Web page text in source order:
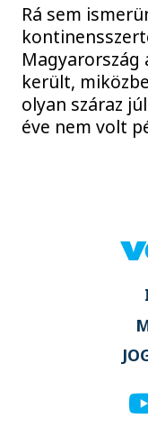
Rá sem
került,
olyan száraz
éve nem volt